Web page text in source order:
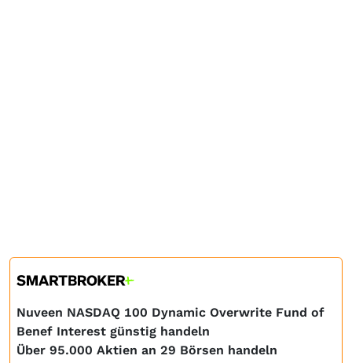
Nuveen NASDAQ 100 Dynamic Overwrite Fund of
Benef Interest günstig handeln
Über 95.000 Aktien an 29 Börsen handeln